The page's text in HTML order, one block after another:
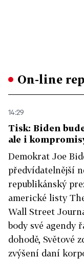
On-line
14:29
Tisk: Biden
ale i
Demokrat Joe
předvídatelnější
republikánský
americké listy
Wall Street
body své agendy
dohodě, Světové
zvýšení daní